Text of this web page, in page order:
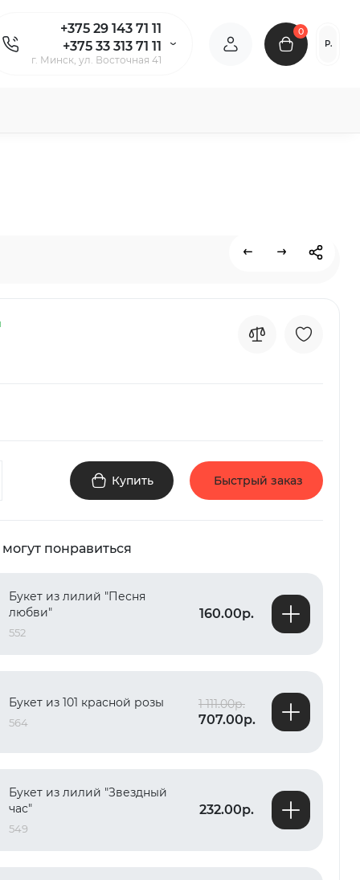
+375 29 143 71 11
+375 33 313 71 11
г. Минск, ул. Восточная 41
0
Р.
Купить Быстрый заказ
понравиться
Букет из лилий "Песня
любви"
552
160.00р.
Букет из 101 красной розы
564
1 111.00р.
707.00р.
Букет из лилий "Звездный
час"
549
232.00р.